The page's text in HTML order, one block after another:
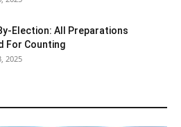
Election: All Preparations
For Counting
2025